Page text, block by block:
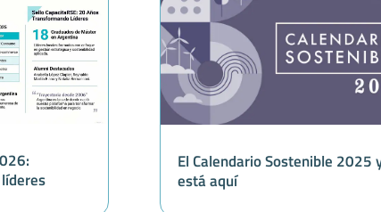
El Calendario Sostenible 2025
está aquí